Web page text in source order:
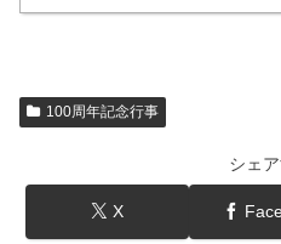
100周年記念行事
シェ
X